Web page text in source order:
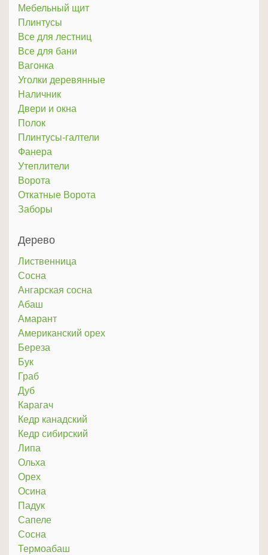
Мебельный щит
Плинтусы
Все для лестниц
Все для бани
Вагонка
Уголки деревянные
Наличник
Двери и окна
Полок
Плинтусы-галтели
Фанера
Утеплители
Ворота
Откатные Ворота
Заборы
Дерево
Лиственница
Сосна
Ангарская сосна
Абаш
Амарант
Американский орех
Береза
Бук
Граб
Дуб
Карагач
Кедр канадский
Кедр сибирский
Липа
Ольха
Орех
Осина
Падук
Сапеле
Сосна
Термоабаш